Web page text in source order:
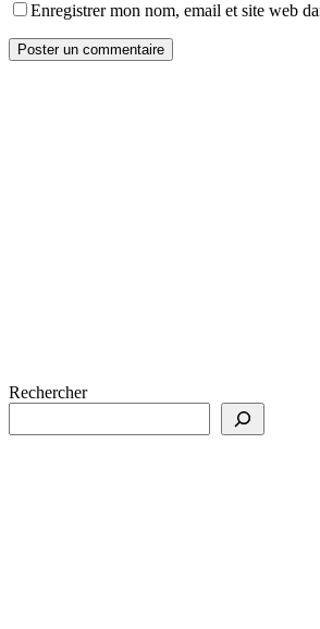
Enregistrer mon nom, email et site web
Rechercher